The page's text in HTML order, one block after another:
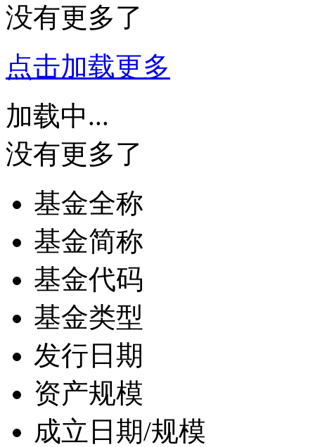
没有更多了
点击加载更多
加载中...
没有更多了
基金全称
基金简称
基金代码
基金类型
发行日期
资产规模
成立日期/规模